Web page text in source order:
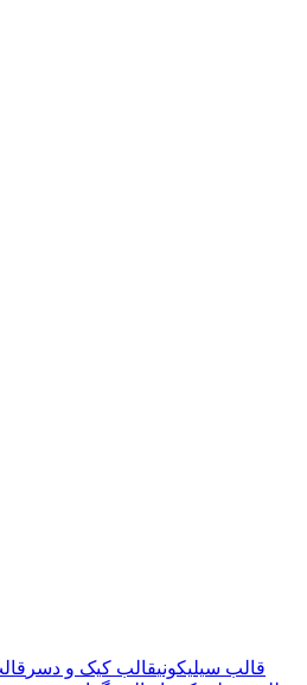
قالب سیلیکونیقالب کیک و دسر